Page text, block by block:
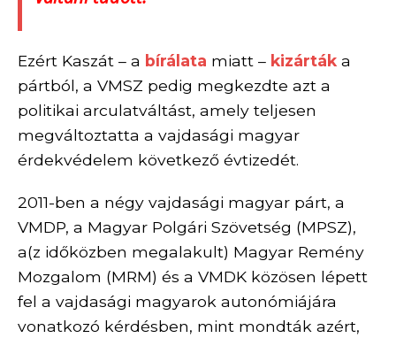
Ezért Kaszát – a bírálata miatt – kizárták a
pártból, a VMSZ pedig megkezdte azt a
politikai arculatváltást, amely teljesen
megváltoztatta a vajdasági magyar
érdekvédelem következő évtizedét.
2011-ben a négy vajdasági magyar párt, a
VMDP, a Magyar Polgári Szövetség (MPSZ),
a(z időközben megalakult) Magyar Remény
Mozgalom (MRM) és a VMDK közösen lépett
fel a vajdasági magyarok autonómiájára
vonatkozó kérdésben, mint mondták azért,